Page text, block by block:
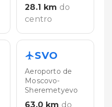
28.1 km do
centro
SVO
Aeroporto de
Moscovo-
Sheremetyevo
63.0km do